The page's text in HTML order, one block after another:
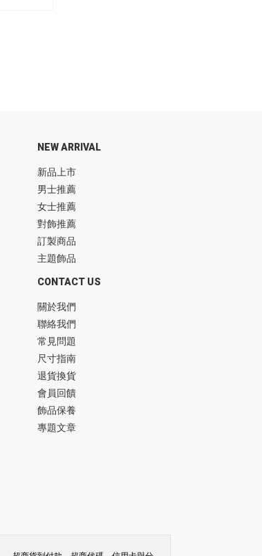
NEW ARRIVAL
新品上市
男士推薦
女士推薦
對飾推薦
訂製商品
主題飾品
CONTACT US
關於我們
聯絡我們
常見問題
尺寸指南
退貨換貨
會員回饋
飾品保養
專題文章